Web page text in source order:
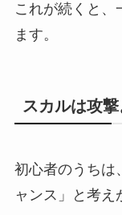
これが続くと、
ます。
スカルは攻
初心者のうちは
ャンス」と考え